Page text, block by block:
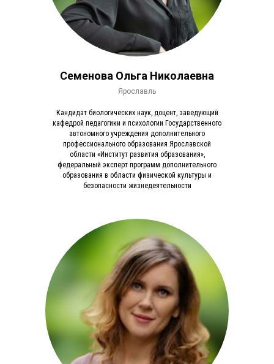
Семенова Ольга Николаевна
Ярославль
Кандидат биологических наук, доцент, заведующий
кафедрой педагогики и психологии Государственного
автономного учреждения дополнительного
профессионального образования Ярославской
области «Институт развития образования»,
федеральный эксперт программ дополнительного
образования в области физической культуры и
безопасности жизнедеятельности